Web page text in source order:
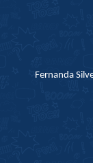
Fernanda